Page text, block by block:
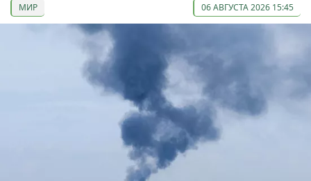
МИР 06 АВГУСТА 2026 15:45